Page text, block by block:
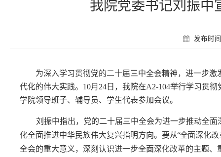
我院党委书记刘振中
发布时
为深入学习贯彻党的二十届三中全会精神，进一步
代化的伟大实践。10月24日，我院在A2-104举行学习贯
学院领导班子、辅导员、学生代表参加会议。
刘振中指出，党的二十届三中全会为进一步推动全
化全面推进中华民族伟大复兴指明方向。要从“全面深化改
全会的重大意义，深刻认识进一步全面深化改革的主题、